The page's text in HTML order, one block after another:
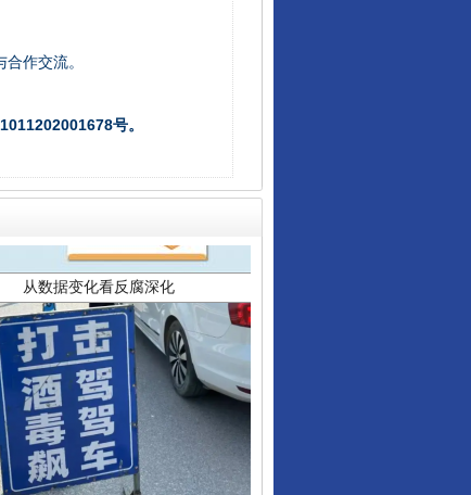
作交流。
号。
酒驾未被当场查获能处罚吗